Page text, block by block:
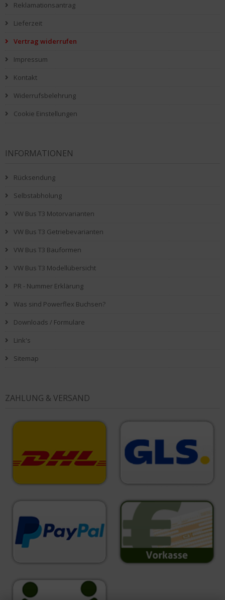
Reklamationsantrag
Lieferzeit
Vertrag widerrufen
Impressum
Kontakt
Widerrufsbelehrung
Cookie Einstellungen
INFORMATIONEN
Rücksendung
Selbstabholung
VW Bus T3 Motorvarianten
VW Bus T3 Getriebevarianten
VW Bus T3 Bauformen
VW Bus T3 Modellübersicht
PR - Nummer Erklärung
Was sind Powerflex Buchsen?
Downloads / Formulare
Link's
Sitemap
ZAHLUNG & VERSAND